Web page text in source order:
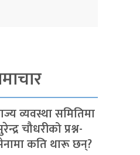
व्यवस्था समितिमा
चौधरीको प्रश्न-
कति थारू छन्?